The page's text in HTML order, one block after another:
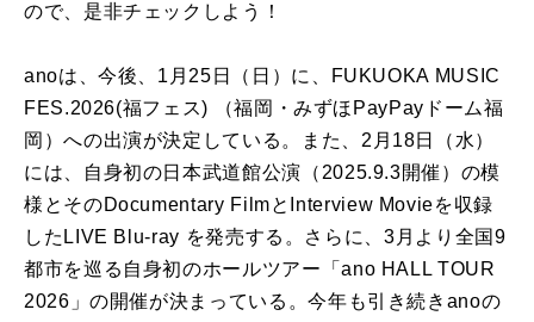
ので、是非チェックしよう！
anoは、今後、1月25日（日）に、FUKUOKA MUSIC
FES.2026(福フェス) （福岡・みずほPayPayドーム福
岡）への出演が決定している。また、2月18日（水）
には、自身初の日本武道館公演（2025.9.3開催）の模
様とそのDocumentary FilmとInterview Movieを収録
したLIVE Blu-ray を発売する。さらに、3月より全国9
都市を巡る自身初のホールツアー「ano HALL TOUR
2026」の開催が決まっている。今年も引き続きanoの